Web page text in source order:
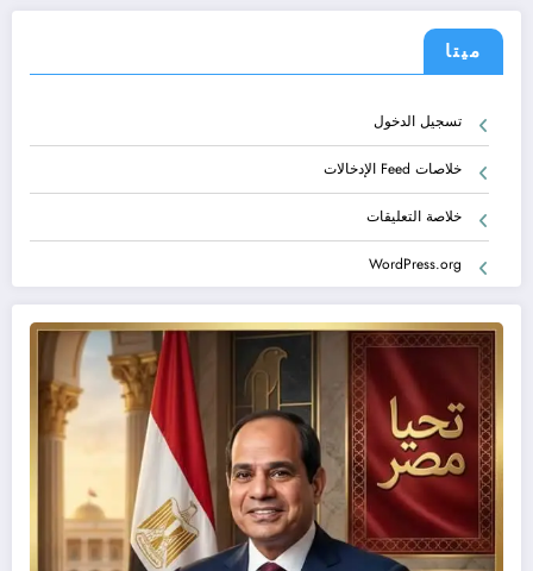
ميتا
تسجيل الدخول
خلاصات Feed الإدخالات
خلاصة التعليقات
WordPress.org